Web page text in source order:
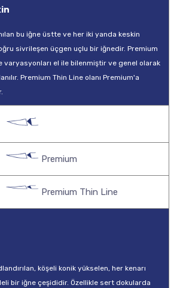
bu iğne üstte ve her iki yanda keskin
sivrileşen üçgen uçlu bir iğnedir. Premium
varyasyonları el ile bilenmiştir ve genel olarak
Premium Thin Line olanı Premium'a
Premium
Premium Thin Line
köşeli konik yükselen, her kenarı
bir iğne çeşididir. Özellikle sert dokularda